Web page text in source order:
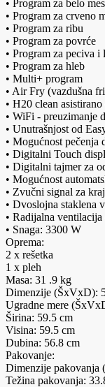
• Program za belo
• Program za crveno
• Program za ribu
• Program za povrće
• Program za peciva i
• Program za hleb
• Multi+ program
• Air Fry (vazdušna
• H20 clean
• WiFi - preuzimanje
• Unutrašnjost od
• Mogućnost pečenja
• Digitalni Touch
• Digitalni tajmer za
• Mogućnost
• Zvučni signal za
• Dvoslojna staklena
• Radijalna
• Snaga: 3300 W
Oprema:
2 x rešetka
1 x pleh
Masa: 31 .9 kg
Dimenzije (ŠxVxD):
Ugradne mere
Širina: 59.5 cm
Visina: 59.5 cm
Dubina: 56.8 cm
Pakovanje:
Dimenzije pakovanja
Težina pakovanja: